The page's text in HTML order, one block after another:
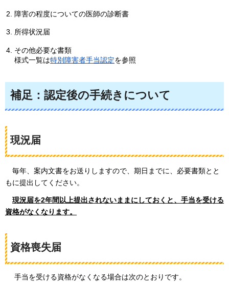
障害の程度についての医師の診断書
所得状況届
その他必要な書類
様式一覧は特別障害者手当認定を参照
補足：認定後の手続きについて
現況届
毎年、 案内文書をお送りしますので、期日までに、必要書類とと
もに提出してください。
現況届を2年間以上提出されないままにしておくと、手当を受ける
資格がなくなります。
資格喪失届
手当を受ける資格がなくなる場合は次のとおりです。